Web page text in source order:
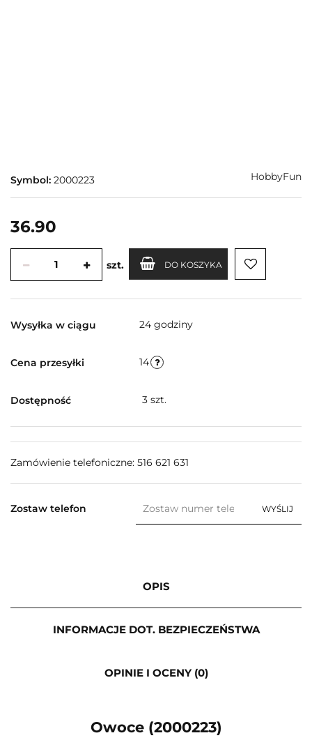
Symbol: 2000223 HobbyFun
36.90
szt. DO KOSZYKA
Wysyłka w ciągu 24 godziny
Cena przesyłki 14
Dostępność 3 szt.
Zamówienie telefoniczne: 516 621 631
Zostaw telefon WYŚLIJ
OPIS
INFORMACJE DOT. BEZPIECZEŃSTWA
OPINIE I OCENY (0)
Owoce (2000223)